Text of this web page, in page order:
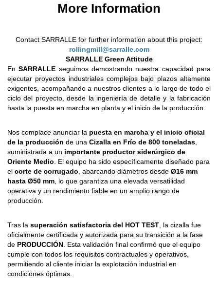
More Information
Contact SARRALLE for further information about this project:
rollingmill@sarralle.com
SARRALLE Green Attitude
EnSARRALLE seguimos demostrando nuestra capacidad para
ejecutar proyectos industriales complejos bajo plazos altamente
exigentes, acompañando a nuestros clientes a lo largo de todo el
ciclo del proyecto, desde la ingeniería de detalle y la fabricación
hasta la puesta en marcha en planta y el inicio de la producción.
Nos complace anunciar la puesta en marcha y el inicio oficial
de la producción de una Cizalla en Frío de 800 toneladas
suministrada a un importante productor siderúrgico de
Oriente Medio . El equipo ha sido específicamente diseñado para
el corte de corrugado , abarcando diámetros desde Ø16 mm
hasta Ø50 mm , lo que garantiza una elevada versatilidad
operativa y un rendimiento fiable en un amplio rango de
producción.
Tras la superación satisfactoria del HOT TEST , la cizalla fue
oficialmente certificada y autorizada para su transición a la fase
de PRODUCCIÓN . Esta validación final confirmó que el equipo
cumple con todos los requisitos contractuales y operativos,
permitiendo al cliente iniciar la explotación industrial en
condiciones óptimas.